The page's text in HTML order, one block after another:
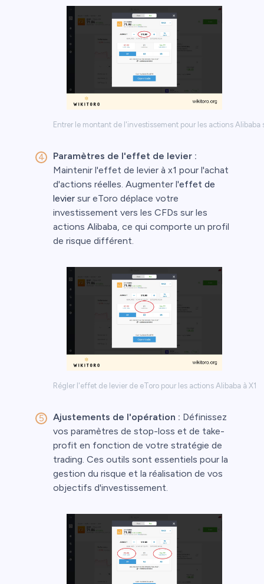
Entrer le montant de l'investissement pour les actions Alibaba
Paramètres de l'effet de levier :
Maintenir l'effet de levier à x1 pour l'achat
d'actions réelles. Augmenter l'effet de
levier sur eToro déplace votre
investissement vers les CFDs sur les
actions Alibaba, ce qui comporte un profil
de risque différent.
Régler l'effet de levier de eToro pour les actions Alibaba à X1
Ajustements de l'opération : Définissez
vos paramètres de stop-loss et de take-
profit en fonction de votre stratégie de
trading. Ces outils sont essentiels pour la
gestion du risque et la réalisation de vos
objectifs d'investissement.